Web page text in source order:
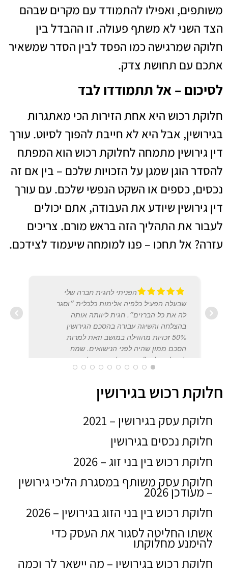
משותפים, ואפילו להתמודד עם מקרים שבהם
הצד השני לא משתף פעולה. זו ההבדל בין
חלוקה שמרגישה כמו הפסד לבין הסדר שמשאיר
אתכם עם תחושת צדק.
לסיכום – אל תתמודדו לבד
חלוקת רכוש היא אחת הזירות הכי מאתגרות
בגירושין, אבל היא לא חייבת להפוך לסיוט. עורך
דין גירושין מתמחה לחלוקת רכוש הוא המפתח
להסדר הוגן שמגן על הזכויות שלכם – בין אם זה
נכסים, כספים או השקט הנפשי שלכם. עם עורך
דין גירושין שיודע את העבודה, אתם יכולים
לעבור את התהליך הזה בראש מורם. צריכים
עזרה? אל תחכו – פנו למומחה שיעמוד לצידכם.
הפניתי לחגית חברה שלי
שבעלה הפעיל כלפיה אלימות כלכלית ״וסגר
לה את כל הברזים״. חגית ליוותה אותה
בהצלחה והשיגה עבורה בהסכם הגירושין
50% זכויות מהווילה במושב וזאת למרות
הסכם ממון שהיה לפני הנישואים. שמח
להמליץ על עו״ד חגית לב שמטפלת בנואעם
רגישים אלו ברכות ובמקצועיות
20/12/2018
חלוקת רכוש בגירושין
חלוקת עסק בגירושין – 2021
חלוקת נכסים בגירושין
חלוקת רכוש בין בני זוג – 2026
חלוקת עסק משותף במסגרת הליכי גירושין
– מעודכן 2026
חלוקת רכוש בין בני הזוג בגירושין – 2026
אשתו החליטה לסגור את העסק כדי
להימנע מחלוקתו
חלוקת רכוש בגירושין – מה יישאר לך וכמה